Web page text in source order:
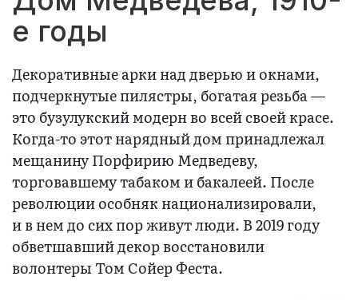
е годы
Декоративные арки над дверью и окнами,
подчеркнутые пилястры, богатая резьба —
это бузулукский модерн во всей своей красе.
Когда-то этот нарядный дом принадлежал
мещанину Порфирию Медведеву,
торговавшему табаком и бакалеей. После
революции особняк национализировали,
и в нем до сих пор живут люди. В 2019 году
обветшавший декор восстановили
волонтеры Том Сойер Феста.